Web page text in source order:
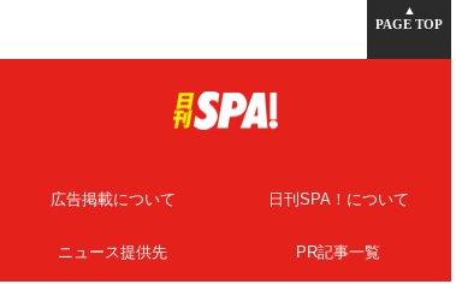
▲
PAGE TOP
広告掲載について 日刊SPA！について
ニュース提供先 PR記事一覧